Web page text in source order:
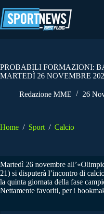
al
contenuto
PROBABILI FORMAZIONI:
MARTEDÌ 26 NOVEMBRE
Redazione MME 26
Home / Sport / Calcio
Martedì 26 novembre
21) si disputerà l’incontro di
la quinta giornata della fase
Nettamente favoriti, per i